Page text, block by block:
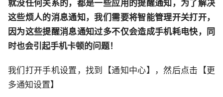
就没任何关系的，都是一些应用的提醒通知，为了解决
这些烦人的消息通知，我们需要将智能管理开关打开，
因为这些提醒消息通知过多不仅会造成手机耗电快，同
时也会引起手机卡顿的问题！
我们打开手机设置，找到【通知中心】，然后点击【更
多通知设置】